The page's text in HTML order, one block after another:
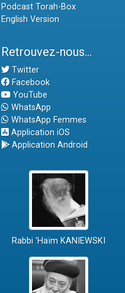
Podcast Torah-Box
English Version
Retrouvez-nous...
Twitter
Facebook
YouTube
WhatsApp
WhatsApp Femmes
Application iOS
Application Android
Rabbi 'Haïm KANIEWSKI